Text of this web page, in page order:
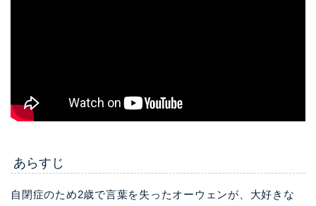
あらすじ
自閉症のため2歳で言葉を失ったオーウェンが、大好きな